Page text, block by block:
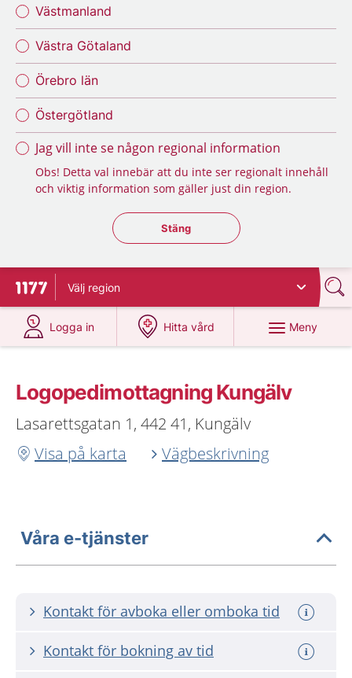
Västmanland
Västra Götaland
Örebro län
Östergötland
Jag vill inte se någon regional information
Obs! Detta val innebär att du inte ser regionalt innehåll
och viktig information som gäller just din region.
Stäng regionsväljaren
Stäng
Till startsidan för 1177
Välj region
Logga in
på 1177.se
Hitta vård
på 1177.se
Meny
Logopedimottagning Kungälv
Lasarettsgatan 1, 442 41, Kungälv
Visa på karta
Vägbeskrivning
Våra e-tjänster
Kontakt för avboka eller omboka tid
Kontakt för bokning av tid